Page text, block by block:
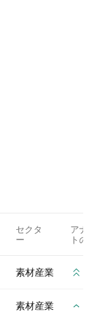
セクタ
ー
アナリス
トの評価
素材産業
素材産業